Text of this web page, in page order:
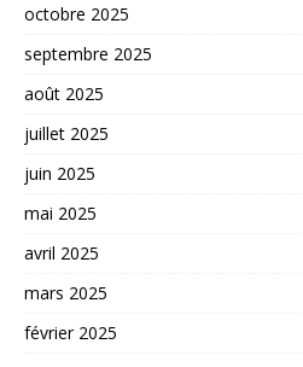
octobre 2025
septembre 2025
août 2025
juillet 2025
juin 2025
mai 2025
avril 2025
mars 2025
février 2025